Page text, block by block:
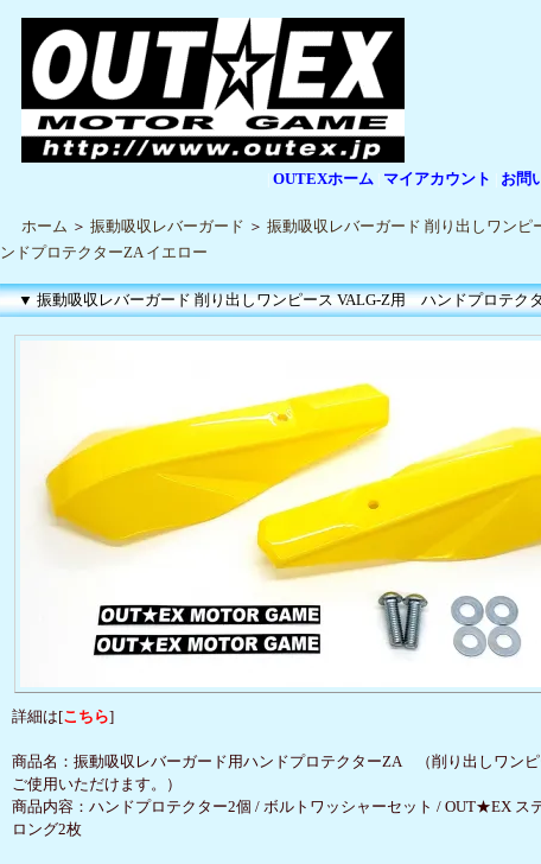
OUTEXホーム マイアカウント お問
ホーム ＞ 振動吸収レバーガード ＞ 振動吸収レバーガード 削り出しワン
ンドプロテクターZA イエロー
▼ 振動吸収レバーガード 削り出しワンピース VALG-Z用 ハンドプロテク
詳細は[こちら]
商品名：振動吸収レバーガード用ハンドプロテクターZA （削り出しワン
ご使用いただけます。）
商品内容：ハンドプロテクター2個 / ボルトワッシャーセット / OUT★EX ス
ロング2枚